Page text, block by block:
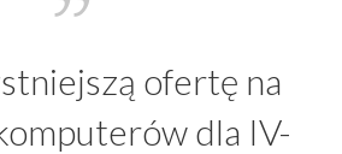
ofertę na
dla IV-